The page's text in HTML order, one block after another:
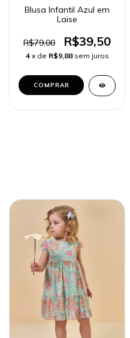
Blusa Infantil Azul em
Laise
R$79,00 R$39,50
4 x de R$9,88 sem juros
COMPRAR